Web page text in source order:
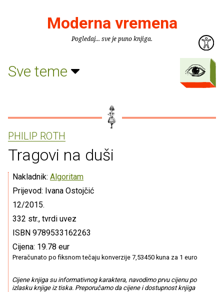
Moderna vremena
Pogledaj... sve je puno knjiga.
Sve teme
PHILIP ROTH
Tragovi na duši
Nakladnik: Algoritam
Prijevod: Ivana Ostojčić
12/2015.
332 str., tvrdi uvez
ISBN 9789533162263
Cijena: 19.78 eur
Preračunato po fiksnom tečaju konverzije 7,53450 kuna za 1 euro
Cijene knjiga su informativnog karaktera, navodimo prvu cijenu po
izlasku knjige iz tiska. Preporučamo da cijene i dostupnost knjiga